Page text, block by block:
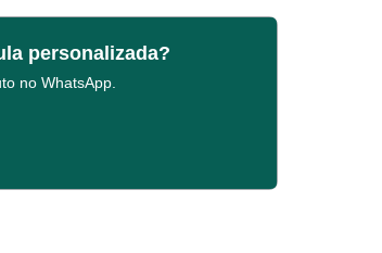
personalizada?
no WhatsApp.